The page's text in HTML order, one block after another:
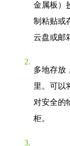
金属板）
制粘贴或
云盘或邮
多地存放
里。可以
对安全的
柜。